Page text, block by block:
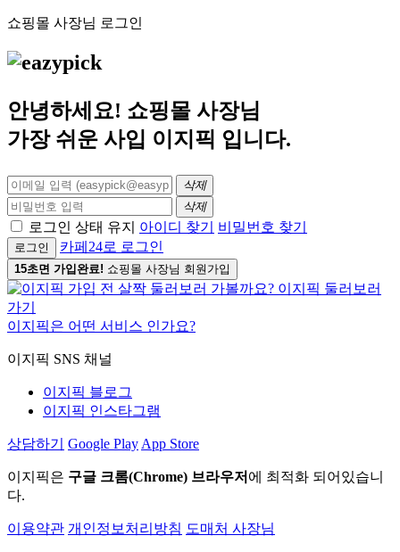
쇼핑몰 사장님 로그인
안녕하세요! 쇼핑몰 사장님
가장 쉬운 사입 이지픽 입니다.
삭제
삭제
로그인 상태 유지 아이디 찾기 비밀번호 찾기
로그인 카페24로 로그인
15초면 가입완료! 쇼핑몰 사장님 회원가입
이지픽은 어떤 서비스 인가요?
이지픽 SNS 채널
이지픽 블로그
이지픽 인스타그램
상담하기 Google Play App Store
이지픽은 구글 크롬(Chrome) 브라우저 에 최적화 되어있습니
다.
이용약관 개인정보처리방침 도매처 사장님